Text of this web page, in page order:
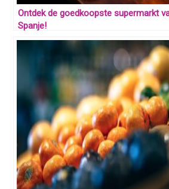
Ontdek de goedkoopste supermarkt
Spanje!